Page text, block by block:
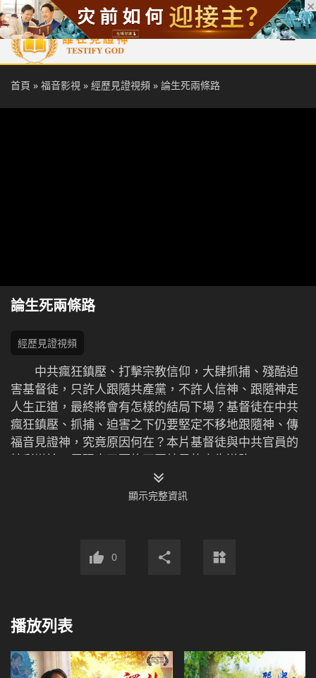
首頁 每日靈糧 天國福音 基督徒見證 信仰解答 聖經
首頁 » 福音影視 » 經歷見證視頻 » 論生死兩條路
論生死兩條路
經歷見證視頻
中共瘋狂鎮壓、打擊宗教信仰，大肆抓捕、殘酷迫
害基督徒，只許人跟隨共產黨，不許人信神、跟隨神走
人生正道，最終將會有怎樣的結局下場？基督徒在中共
瘋狂鎮壓、抓捕、迫害之下仍要堅定不移地跟隨神、傳
福音見證神，究竟原因何在？本片基督徒與中共官員的
精彩辯論，展現出了兩條不同結局的人生道路。
顯示完整資訊
0
播放列表